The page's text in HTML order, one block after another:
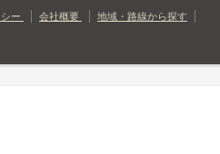
ー 会社概要 地域・路線から探す